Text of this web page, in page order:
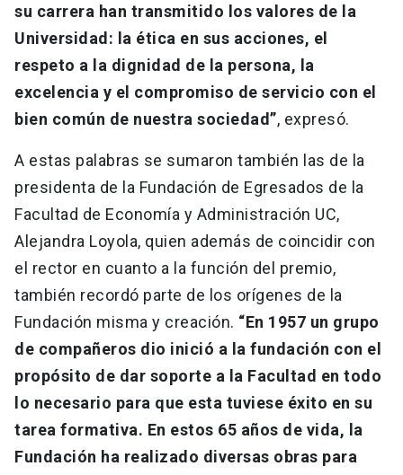
su carrera han transmitido los valores de la
Universidad: la ética en sus acciones, el
respeto a la dignidad de la persona, la
excelencia y el compromiso de servicio con el
bien común de nuestra sociedad”, expresó.
A estas palabras se sumaron también las de la
presidenta de la Fundación de Egresados de la
Facultad de Economía y Administración UC,
Alejandra Loyola, quien además de coincidir con
el rector en cuanto a la función del premio,
también recordó parte de los orígenes de la
Fundación misma y creación. “En 1957 un grupo
de compañeros dio inició a la fundación con el
propósito de dar soporte a la Facultad en todo
lo necesario para que esta tuviese éxito en su
tarea formativa. En estos 65 años de vida, la
Fundación ha realizado diversas obras para